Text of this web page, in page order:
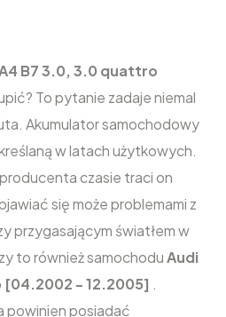
B7 3.0, 3.0 quattro
To pytanie zadaje niemal
Akumulator samochodowy
w latach użytkowych.
czasie traci on
się może problemami z
przygasającym światłem w
to również samochoduAudi
- 12.2005] .
powinien posiadać